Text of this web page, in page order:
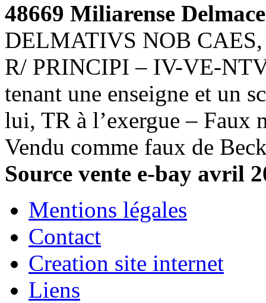
48669 Miliarense Delmace
DELMATIVS NOB CAES,
R/ PRINCIPI – IV-VE-
tenant une enseigne et un
lui, TR à l’exergue – Faux
Vendu comme faux de
Source vente e-bay avril
Mentions légales
Contact
Creation site internet
Liens